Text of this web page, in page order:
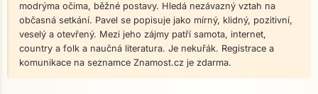
modrýma očima, běžné postavy. Hledá nezávazný vztah na
občasná setkání. Pavel se popisuje jako mírný, klidný, pozitivní,
veselý a otevřený. Mezi jeho zájmy patří samota, internet,
country a folk a naučná literatura. Je nekuřák. Registrace a
komunikace na seznamce Znamost.cz je zdarma.